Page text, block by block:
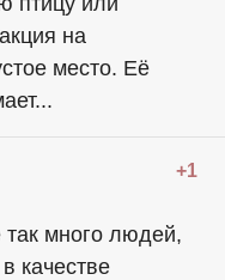
на
место. Её
+1
много людей,
качестве